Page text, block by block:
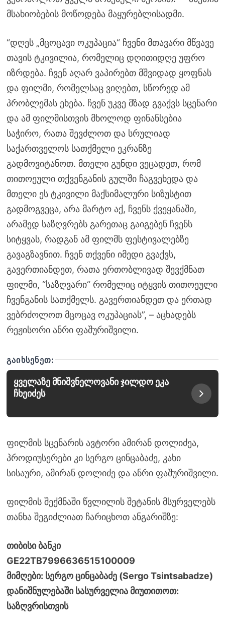
მსახიობების მოწოდება მაყურებლისადმი.
“დღეს „მცოცავი ოკუპაცია“ ჩვენი მთავარი მწვავე
თავის ტკივილია, რომელიც დღითიდღე უფრო
იზრდება. ჩვენ აღარ ვაპირებთ მშვიდად ყოფნას
და ფილმი, რომელსაც ვიღებთ, სწორედ ამ
პრობლემას ეხება. ჩვენ უკვე მზად გვაქვს სცენარი
და ამ ფილმისთვის მხოლოდ ფინანსებია
საჭირო, რათა შევძლოთ და სრულიად
საქართველოს სათქმელი ეკრანზე
გადმოვიტანოთ. მთელი გუნდი ვეცადეთ, რომ
თითოეული თქვენგანის გულში ჩაგვეხედა და
მთელი ეს ტკივილი მაქსიმალური სიზუსტით
გადმოგვეცა, არა მარტო აქ, ჩვენს ქვეყანაში,
არამედ საზღვრებს გარეთაც გაიგებენ ჩვენს
სიტყვას, რადგან ამ ფილმს ფესტივალებზე
გავაგზავნით. ჩვენ თქვენი იმედი გვაქვს,
გავერთიანდეთ, რათა ერთობლივად შევქმნათ
ფილმი, “საზღვარი“ რომელიც იტყვის თითოეული
ჩვენგანის სათქმელს. გავერთიანდეთ და ერთად
ვებრძოლოთ მცოცავ ოკუპაციას”, – აცხადებს
რეჟისორი ანრი ფაშურიშვილი.
ᲒᲐᲘᲮᲡᲔᲜᲔᲗ:
ყველაზე მნიშვნელოვანი ჯილდო ეკა
ჩხეიძეს
ფილმის სცენარის ავტორი ამირან დოლიძეა,
პროდიუსერები კი სერგო ცინცაბაძე, კახი
სისაური, ამირან დოლიძე და ანრი ფაშურიშვილი.
ფილმის შექმნაში წვლილის შეტანის მსურველებს
თანხა შეგიძლიათ ჩარიცხოთ ანგარიშზე:
თიბისი ბანკი
GE22TB7996636515100009
მიმღები: სერგო ცინცაბაძე (Sergo Tsintsabadze)
დანიშნულებაში სასურველია მიუთითოთ:
საზღვრისთვის